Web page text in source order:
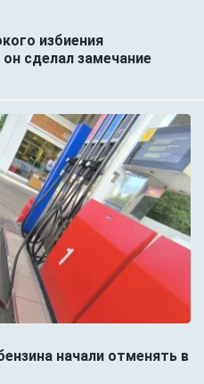
избиения
сделал замечание
начали отменять в